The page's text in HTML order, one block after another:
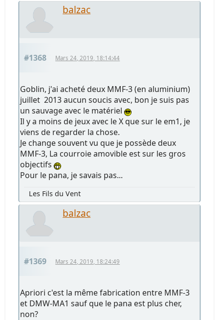
balzac
#1368 Mars 24, 2019, 18:14:44
Goblin, j'ai acheté deux MMF-3 (en aluminium)
juillet 2013 aucun soucis avec, bon je suis pas
un sauvage avec le matériel
Il y a moins de jeux avec le X que sur le em1, je
viens de regarder la chose.
Je change souvent vu que je possède deux
MMF-3, La courroie amovible est sur les gros
objectifs
Pour le pana, je savais pas...
Les Fils du Vent
balzac
#1369 Mars 24, 2019, 18:24:49
Apriori c'est la même fabrication entre MMF-3
et DMW-MA1 sauf que le pana est plus cher,
non?